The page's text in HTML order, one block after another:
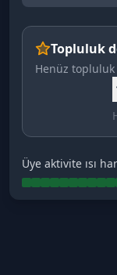
Topluluk
Henüz
Üye aktivite ısı